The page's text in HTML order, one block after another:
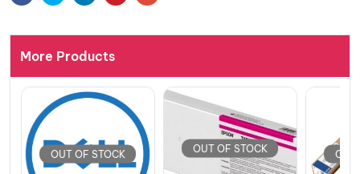
More Products
OUT OF STOCK OUT OF STOCK OUT